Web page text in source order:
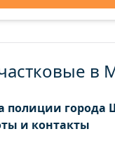
в
полиции города
и контакты